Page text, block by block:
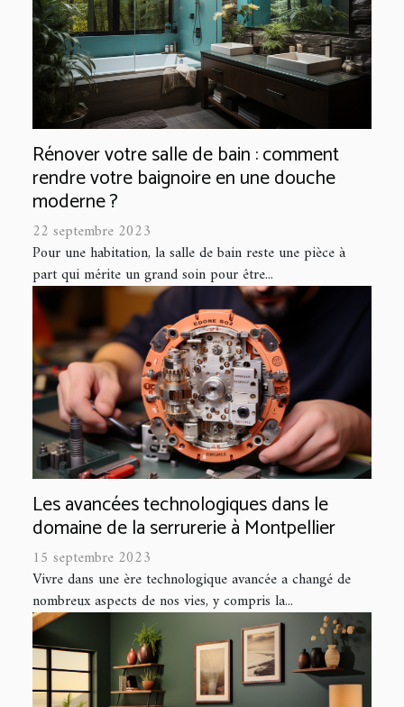
Rénover votre salle de bain : comment
rendre votre baignoire en une douche
moderne ?
22 septembre 2023
Pour une habitation, la salle de bain reste une pièce à
part qui mérite un grand soin pour être...
Les avancées technologiques dans le
domaine de la serrurerie à Montpellier
15 septembre 2023
Vivre dans une ère technologique avancée a changé de
nombreux aspects de nos vies, y compris la...